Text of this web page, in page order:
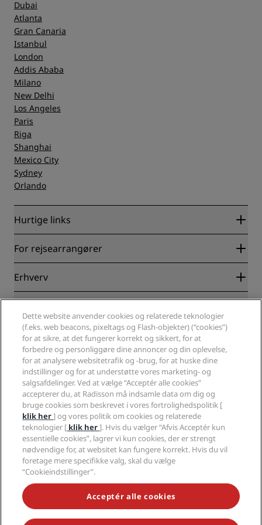
Dubai
Atlanta
Gran Canaria
Istanbul
London
Addis Ababa
Milano
New Delhi
Los Angeles
Paris
Riga
Shanghai
Mexico City
Sydney
Orlando
Hurtige links
Radisson Rewards
Blog
Destinationer
Nye og kommende hoteller
Radisson Hotels-APP
Sports Approved-hoteller
Familievenlige hoteller
Sundhed og sikkerhed
For rejsearrangører
Partnere
Erhverv
Radisson Hotel Group
Medier
Karriere i RHG
Karriere i PPHE
Karrierer EHL
The Club by RHG
Udviklingsmuligheder
Ansvarlig virksomhed
Indkøb
Fortrolighedscenter
Juridiske oplysninger
Radisson Rewards vilkår og betingelser
Aftale vedrørende brug af hjemmesiden
Digital tilgængelighed
Erklæring om moderne slaveri
Hjælp
Advarsler til forbrugere
Kontakt
Ofte stillede spørgsmål
Sitemap
Sociale medier
Radisson Hotels-brands
GÅ ALDRIG GLIP AF VORES MEST POPULÆRE TILBUD
Dette website anvender cookies og relaterede teknologier
(f.eks. web beacons, pixeltags og Flash-objekter) (“cookies”)
for at sikre, at det fungerer korrekt og sikkert, for at
forbedre og personliggøre dine annoncer og din oplevelse,
for at analysere websitetrafik og -brug, for at huske dine
indstillinger og for at understøtte vores marketing- og
salgsafdelinger. Ved at vælge “Acceptér alle cookies”
accepterer du, at Radisson må indsamle data om dig og
bruge cookies som beskrevet i vores fortrolighedspolitik [
klik her] og vores politik om cookies og relaterede
teknologier [ klik her]. Hvis du vælger “Afvis Acceptér kun
essentielle cookies”, lagrer vi kun cookies, der er strengt
nødvendige for, at websitet kan fungere korrekt. Hvis du vil
foretage mere specifikke valg, skal du vælge
“Cookieindstillinger”.
Acceptér alle cookies